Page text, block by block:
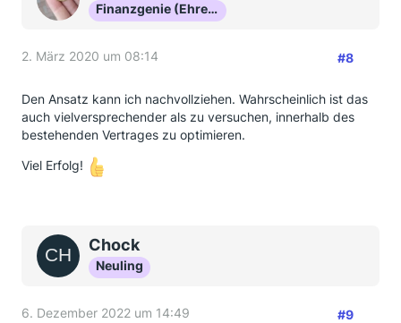
Finanzgenie (Ehrenmitglied)
2. März 2020 um 08:14 #8
Den Ansatz kann ich nachvollziehen. Wahrscheinlich ist das
auch vielversprechender als zu versuchen, innerhalb des
bestehenden Vertrages zu optimieren.
Viel Erfolg!
Chock
Neuling
6. Dezember 2022 um 14:49 #9